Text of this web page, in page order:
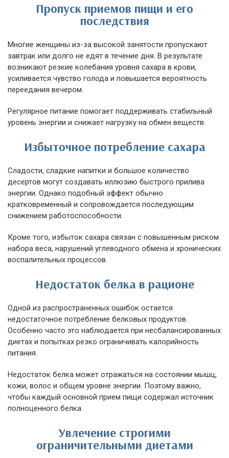
Пропуск приемов пищи и его
последствия
Многие женщины из-за высокой занятости пропускают
завтрак или долго не едят в течение дня. В результате
возникают резкие колебания уровня сахара в крови,
усиливается чувство голода и повышается вероятность
переедания вечером.
Регулярное питание помогает поддерживать стабильный
уровень энергии и снижает нагрузку на обмен веществ.
Избыточное потребление сахара
Сладости, сладкие напитки и большое количество
десертов могут создавать иллюзию быстрого прилива
энергии. Однако подобный эффект обычно
кратковременный и сопровождается последующим
снижением работоспособности.
Кроме того, избыток сахара связан с повышенным риском
набора веса, нарушений углеводного обмена и хронических
воспалительных процессов.
Недостаток белка в рационе
Одной из распространенных ошибок остается
недостаточное потребление белковых продуктов.
Особенно часто это наблюдается при несбалансированных
диетах и попытках резко ограничивать калорийность
питания.
Недостаток белка может отражаться на состоянии мышц,
кожи, волос и общем уровне энергии. Поэтому важно,
чтобы каждый основной прием пищи содержал источник
полноценного белка.
Увлечение строгими
ограничительными диетами